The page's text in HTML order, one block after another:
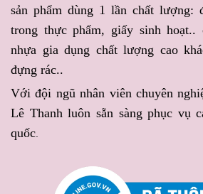
đựng thực phẩm với nhiều
dung tích, Công ty Lê Thanh
là lựa chọn được nhiều đại
lý, doanh nghiệp và cơ sở
sản xuất tin tưởng.
vừa
chất
ưu chi
Giữa rất nhiều hình thức
sản phẩm có giá trị sử dụng
lâu dài luôn mang lại hiệu
quả truyền thông bền vững.
Áo mưa in logo là một trong
số đó khi vừa đáp ứng nhu
cầu sử dụng, vừa giúp
thương hiệu tiếp cận khách
tối ưu ngân sách, nhiều
doanh nghiệp hiện nay ưu
Một
sẽ dễ
hơn,
sản
nắp.
nhiều
cần
Công ty Lê Thanh là một trong